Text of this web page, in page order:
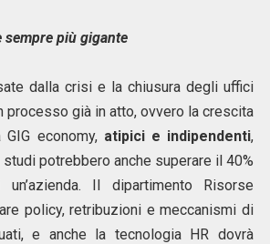
sempre più gigante
dalla crisi e la chiusura degli uffici
processo già in atto, ovvero la crescita
economy, atipici e indipendenti,
potrebbero anche superare il 40%
Il dipartimento Risorse
policy, retribuzioni e meccanismi di
e anche la tecnologia HR dovrà